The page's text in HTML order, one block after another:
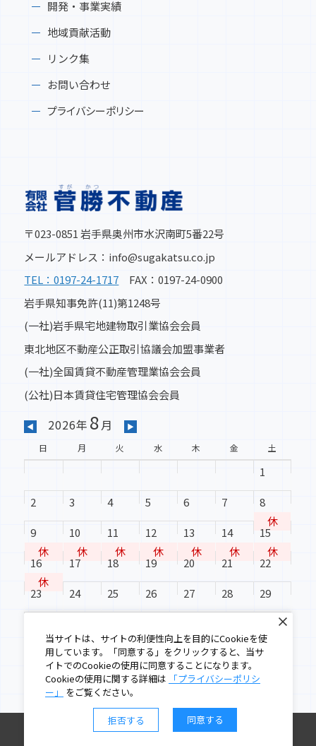
【XYZ水沢】C棟1階南側②テナント募集中で
す！
2025-03-13
山目十二神分譲地 南街区 お陰様で完売いたし
ました。
た。
2025-02-14
ました。
2024-10-08
★価格改定しました★ 奥州市水沢真城字北塩
加羅分譲地 全17区画
2024-10-08
★価格改定しました★ 金ケ崎駅前ステーショ
ンアベニュー第2期分譲地 全5区画
2024-08-30
★おススメ売地のご紹介★ 水沢南町
北塩加羅宅地分譲地 全１６区画
2024-06-28
水沢赤土田売地 ご成約いただきました
開発・事業実績
地域貢献活動
リンク集
お問い合わせ
プライバシーポリシー
〒023-0851 岩手県奥州市水沢南町5番22号
メールアドレス：info@sugakatsu.co.jp
TEL：0197-24-1717 FAX：0197-24-0900
岩手県知事免許(11)第1248号
(一社)岩手県宅地建物取引業協会会員
東北地区不動産公正取引協議会加盟事業者
(一社)全国賃貸不動産管理業協会会員
(公社)日本賃貸住宅管理協会会員
◀ 2026年 8月 ▶
日 月 火 水 木 金 土
1
2 3 4 5 6 7
8
休
9
休
10
休
11
休
12
休
13
休
14
休
15
休
16
休
17 18 19 20 21 22
23 24 25 26 27 28 29
©2023 - SugaKatsu Real Estate Co., Ltd.
当サイトは、サイトの利便性向上を目的にCookieを使
用しています。「同意する」をクリックすると、当サ
イトでのCookieの使用に同意することになります。
Cookieの使用に関する詳細は
「プライバシーポリシ
ー」
をご覧ください。
拒否する 同意する